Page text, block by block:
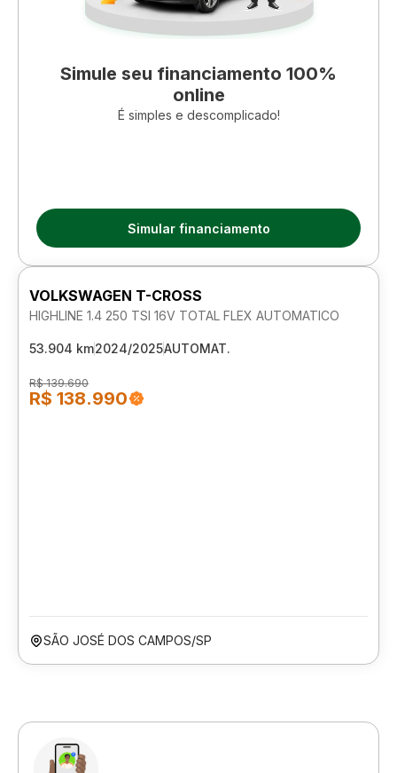
Simule seu financiamento 100%
online
É simples e descomplicado!
Simular financiamento
VOLKSWAGEN T-CROSS
HIGHLINE 1.4 250 TSI 16V TOTAL FLEX AUTOMATICO
53.904 km2024/2025AUTOMAT.
R$ 139.690
R$ 138.990
SÃO JOSÉ DOS CAMPOS/SP